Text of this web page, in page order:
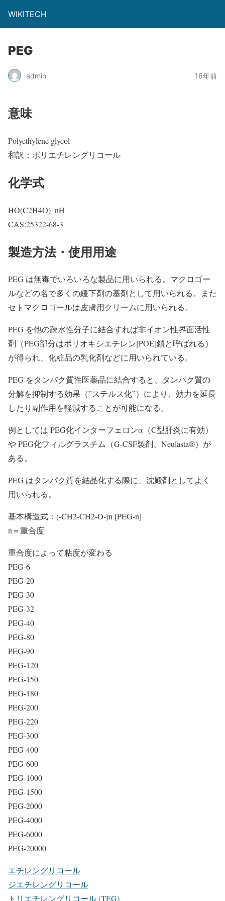
WIKITECH
PEG
admin 16年前
意味
Polyethylene glycol
和訳：ポリエチレングリコール
化学式
HO(C2H4O)_nH
CAS:25322-68-3
製造方法・使用用途
PEG は無毒でいろいろな製品に用いられる。マクロゴー
ルなどの名で多くの緩下剤の基剤として用いられる。また
セトマクロゴールは皮膚用クリームに用いられる。
PEG を他の疎水性分子に結合すれば非イオン性界面活性
剤（PEG部分はポリオキシエチレン[POE]鎖と呼ばれる）
が得られ、化粧品の乳化剤などに用いられている。
PEG をタンパク質性医薬品に結合すると、タンパク質の
分解を抑制する効果（”ステルス化”）により、効力を延長
したり副作用を軽減することが可能になる。
例としては PEG化インターフェロンα（C型肝炎に有効）
や PEG化フィルグラスチム（G-CSF製剤、Neulasta®）が
ある。
PEG はタンパク質を結晶化する際に、沈殿剤としてよく
用いられる。
基本構造式：(‐CH2‐CH2‐O‐)n [PEG-n]
n＝重合度
重合度によって粘度が変わる
PEG-6
PEG-20
PEG-30
PEG-32
PEG-40
PEG-80
PEG-90
PEG-120
PEG-150
PEG-180
PEG-200
PEG-220
PEG-300
PEG-400
PEG-600
PEG-1000
PEG-1500
PEG-2000
PEG-4000
PEG-6000
PEG-20000
エチレングリコール
ジエチレングリコール
トリエチレングリコール (TEG)